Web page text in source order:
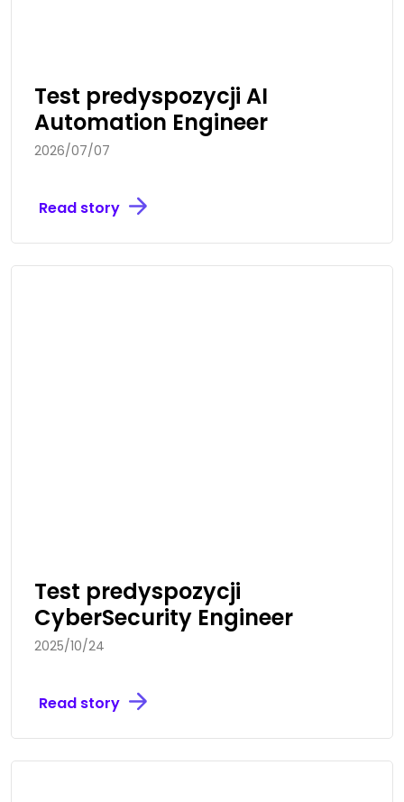
Test predyspozycji AI
Automation Engineer
2026/07/07
Read story
Test predyspozycji
CyberSecurity Engineer
2025/10/24
Read story